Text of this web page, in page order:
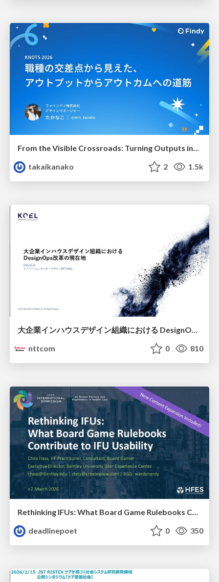
From the Visible Crossroads: Turning Outputs into Outcomes
takaikanako
2 1.5k
大企業インハウスデザイン組織における DesignOps改革の現在地 / DesignOps at Scale: Navigating Transformation in Large Enterprises
nttcom
0 810
Rethinking IFUs: What Board Game Rulebooks Contribute to IFU Usability
deadlinepoet
0 350